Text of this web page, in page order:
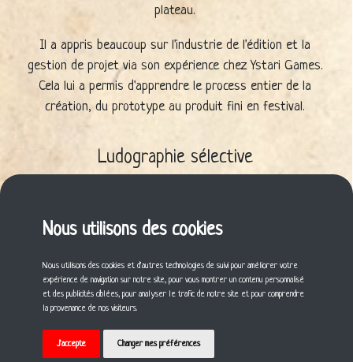
Nous utilisons des cookies
Nous utilisons des cookies et d'autres technologies de suivi pour améliorer votre
expérience de navigation sur notre site, pour vous montrer un contenu personnalisé
et des publicités ciblées, pour analyser le trafic de notre site et pour comprendre
la provenance de nos visiteurs.
J'accepte Changer mes préférences
plateau.
Il a appris beaucoup sur l'industrie de l'édition et la
gestion de projet via son expérience chez Ystari Games.
Cela lui a permis d'apprendre le process entier de la
création, du prototype au produit fini en festival.
Ludographie sélective
Unlock!: Heroic Adventures – Insert Coin (2020)
Cette fiche vous a plu ? Partagez-la !